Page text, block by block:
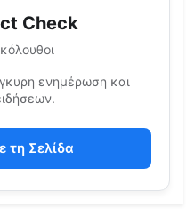
Check
ενημέρωση και
τη Σελίδα